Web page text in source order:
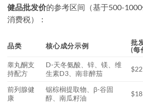
健品批发价的参考区间（基于500-
消费税）：
品类 核心成分示例
批
(每
睾丸酮支
持配方
D-天冬氨酸、锌、镁、维
生素D3、南非醉茄
前列腺健
康
锯棕榈提取物、β-谷固
醇、南瓜籽油